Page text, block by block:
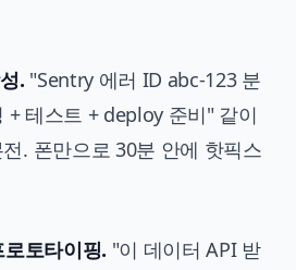
. "Sentry 에러 ID abc-123 분
+ 테스트 + deploy 준비" 같이
. 폰만으로 30분 안에 핫픽스
토타이핑. "이 데이터 API 받